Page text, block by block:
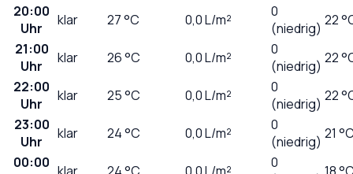
20:00
Uhr
klar 27°C 0,0L/m²
0
(niedrig) 22
21:00
Uhr
klar 26°C 0,0L/m²
0
(niedrig) 22
22:00
Uhr
klar 25°C 0,0L/m²
0
(niedrig) 22
23:00
Uhr
klar 24°C 0,0L/m²
0
(niedrig) 21
00:00
0